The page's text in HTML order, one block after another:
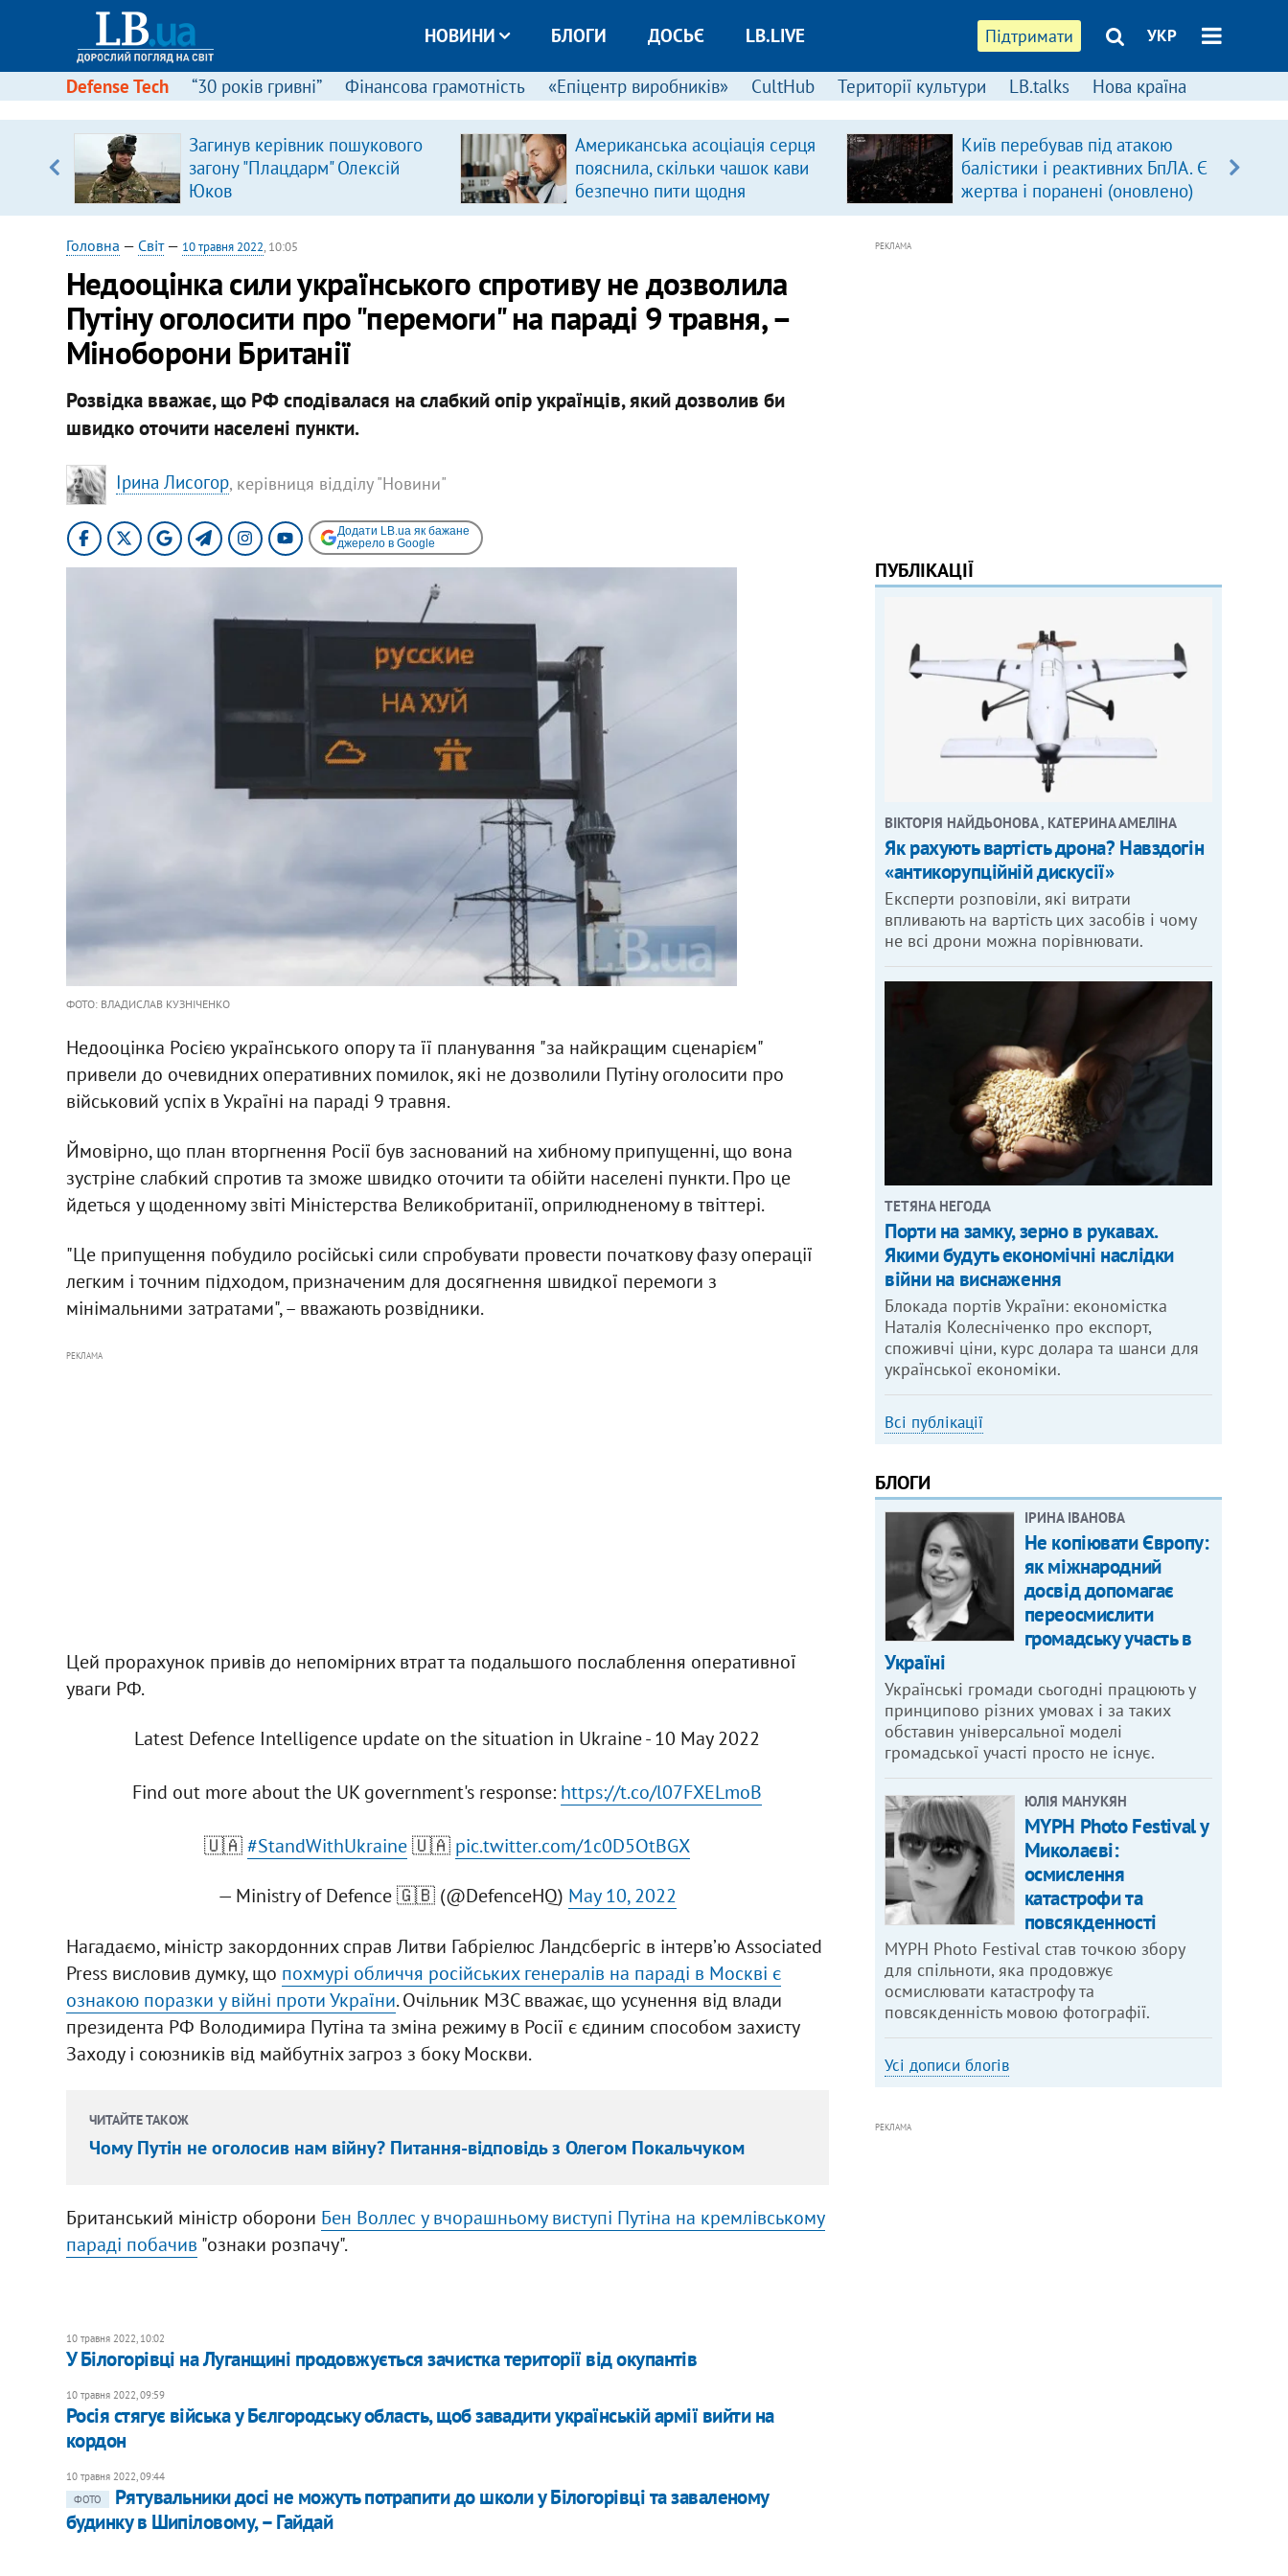
Підтримати УКР
НОВИНИ БЛОГИ ДОСЬЄ LB.LIVE
Defense Tech “30 років гривні” Фінансова грамотність «Епіцентр виробників» CultHub Території культури LB.talks Нова країна
Загинув керівник пошукового
загону "Плацдарм" Олексій
Юков
Американська асоціація серця
пояснила, скільки чашок кави
безпечно пити щодня
Київ перебував під атакою
балістики і реактивних БпЛА. Є
жертва і поранені (оновлено)
Головна — Світ— 10 травня 2022, 10:05
Недооцінка сили українського спротиву не дозволила
Путіну оголосити про "перемоги" на параді 9 травня, –
Міноборони Британії
Розвідка вважає, що РФ сподівалася на слабкий опір українців, який дозволив би
швидко оточити населені пункти.
Ірина Лисогор, керівниця відділу "Новини"
Додати LB.ua як бажане
джерело в Google
ФОТО: ВЛАДИСЛАВ КУЗНІЧЕНКО
Недооцінка Росією українського опору та її планування "за найкращим сценарієм"
привели до очевидних оперативних помилок, які не дозволили Путіну оголосити про
військовий успіх в Україні на параді 9 травня.
Ймовірно, що план вторгнення Росії був заснований на хибному припущенні, що вона
зустріне слабкий спротив та зможе швидко оточити та обійти населені пункти. Про це
йдеться у щоденному звіті Міністерства Великобританії, оприлюдненому в твіттері.
"Це припущення побудило російські сили спробувати провести початкову фазу операції
легким і точним підходом, призначеним для досягнення швидкої перемоги з
мінімальними затратами", – вважають розвідники.
РЕКЛАМА
Цей прорахунок привів до непомірних втрат та подальшого послаблення оперативної
уваги РФ.
Latest Defence Intelligence update on the situation in Ukraine - 10 May 2022
Find out more about the UK government's response: https://t.co/l07FXELmoB
🇺🇦#StandWithUkraine🇺🇦 pic.twitter.com/1c0D5OtBGX
— Ministry of Defence 🇬🇧 (@DefenceHQ) May 10, 2022
Нагадаємо, міністр закордонних справ Литви Габріелюс Ландсбергіс в інтервʼю Associated
Press висловив думку, що похмурі обличчя російських генералів на параді в Москві є
ознакою поразки у війні проти України. Очільник МЗС вважає, що усунення від влади
президента РФ Володимира Путіна та зміна режиму в Росії є єдиним способом захисту
Заходу і союзників від майбутніх загроз з боку Москви.
ЧИТАЙТЕ ТАКОЖ
Чому Путін не оголосив нам війну? Питання-відповідь з Олегом Покальчуком
Британський міністр оборони Бен Воллес у вчорашньому виступі Путіна на кремлівському
параді побачив "ознаки розпачу".
10 травня 2022, 10:02
У Білогорівці на Луганщині продовжується зачистка території від окупантів
10 травня 2022, 09:59
Росія стягує війська у Бєлгородську область, щоб завадити українській армії вийти на
кордон
10 травня 2022, 09:44
ФОТО
Рятувальники досі не можуть потрапити до школи у Білогорівці та заваленому
будинку в Шипіловому, – Гайдай
РЕКЛАМА
ПУБЛІКАЦІЇ
ВІКТОРІЯ НАЙДЬОНОВА , КАТЕРИНА АМЕЛІНА
Як рахують вартість дрона? Навздогін
«антикорупційній дискусії»
Експерти розповіли, які витрати
впливають на вартість цих засобів і чому
не всі дрони можна порівнювати.
ТЕТЯНА НЕГОДА
Порти на замку, зерно в рукавах.
Якими будуть економічні наслідки
війни на виснаження
Блокада портів України: економістка
Наталія Колесніченко про експорт,
споживчі ціни, курс долара та шанси для
української економіки.
Всі публікації
БЛОГИ
ІРИНА ІВАНОВА
Не копіювати Європу:
як міжнародний
досвід допомагає
переосмислити
громадську участь в
Україні
Українські громади сьогодні працюють у
принципово різних умовах і за таких
обставин універсальної моделі
громадської участі просто не існує.
ЮЛІЯ МАНУКЯН
MYPH Photo Festival у
Миколаєві:
осмислення
катастрофи та
повсякденності
MYPH Photo Festival став точкою збору
для спільноти, яка продовжує
осмислювати катастрофу та
повсякденність мовою фотографії.
Усі дописи блогів
РЕКЛАМА